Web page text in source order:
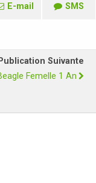
E-mail SMS
Publication Suivante
Femelle 1 An